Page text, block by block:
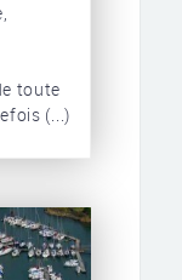
toute
(...)